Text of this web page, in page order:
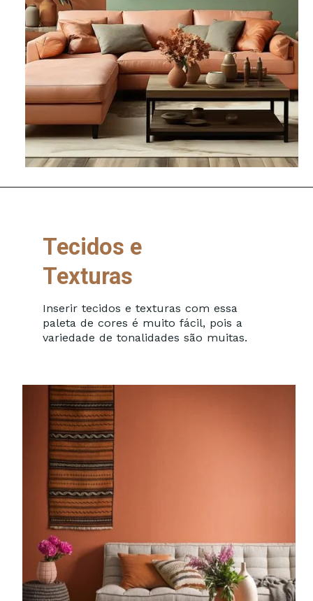
Inserir tecidos e texturas com essa
paleta de cores é muito fácil, pois a
variedade de tonalidades são muitas.
Tecidos e
Texturas